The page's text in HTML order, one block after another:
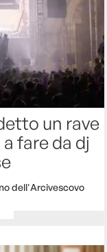
un rave
fare da dj
dell'Arcivescovo